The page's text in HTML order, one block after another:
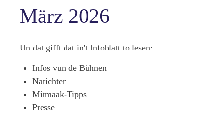
März 2026
Un dat gifft dat in't Infoblatt to lesen:
Infos vun de Bühnen
Narichten
Mitmaak-Tipps
Presse